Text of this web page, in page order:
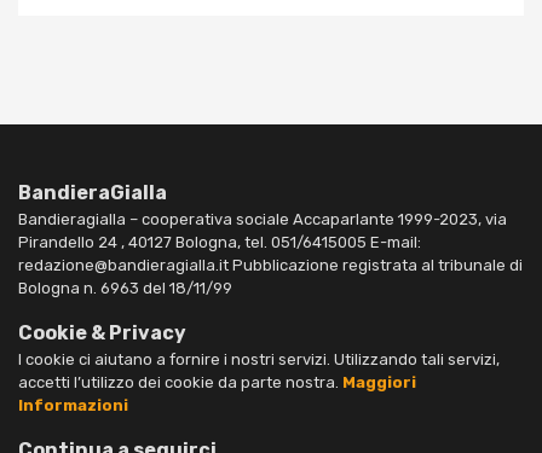
BandieraGialla
Bandieragialla – cooperativa sociale Accaparlante 1999-2023, via
Pirandello 24 , 40127 Bologna, tel. 051/6415005 E-mail:
redazione@bandieragialla.it Pubblicazione registrata al tribunale di
Bologna n. 6963 del 18/11/99
Cookie & Privacy
I cookie ci aiutano a fornire i nostri servizi. Utilizzando tali servizi,
accetti l’utilizzo dei cookie da parte nostra. Maggiori
Informazioni